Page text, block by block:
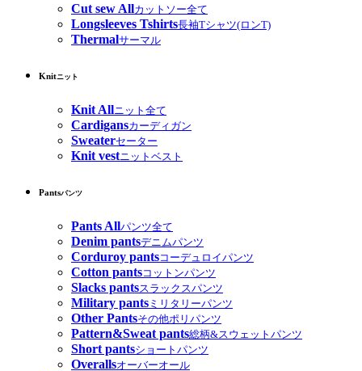
Cut sew Allカットソー全て
Longsleeves Tshirts長袖Tシャツ(ロンT)
Thermalサーマル
Knitニット
Knit Allニット全て
Cardigansカーディガン
Sweaterセーター
Knit vestニットベスト
Pantsパンツ
Pants Allパンツ全て
Denim pantsデニムパンツ
Corduroy pantsコーデュロイパンツ
Cotton pantsコットンパンツ
Slacks pantsスラックスパンツ
Military pants ミリタリーパンツ
Other Pantsその他ポリパンツ
Pattern&Sweat pants総柄&スウェットパンツ
Short pantsショートパンツ
Overallsオーバーオール